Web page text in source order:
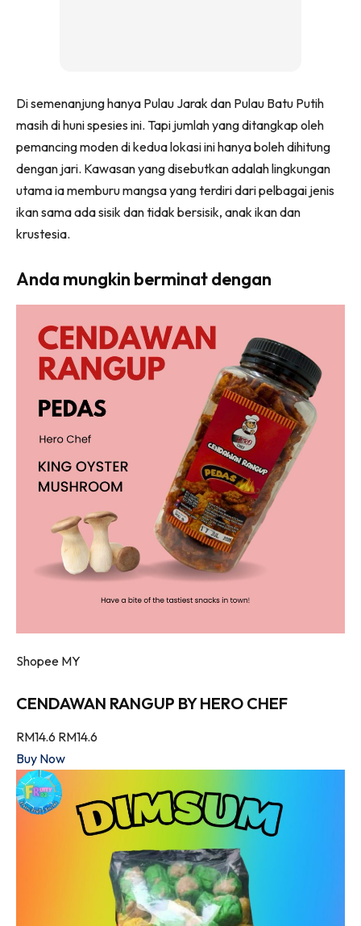
Di semenanjung hanya Pulau Jarak dan Pulau Batu Putih
masih di huni spesies ini. Tapi jumlah yang ditangkap oleh
pemancing moden di kedua lokasi ini hanya boleh dihitung
dengan jari. Kawasan yang disebutkan adalah lingkungan
utama ia memburu mangsa yang terdiri dari pelbagai jenis
ikan sama ada sisik dan tidak bersisik, anak ikan dan
krustesia.
Anda mungkin berminat dengan
Shopee MY
CENDAWAN RANGUP BY HERO CHEF
RM14.6 RM14.6
Buy Now